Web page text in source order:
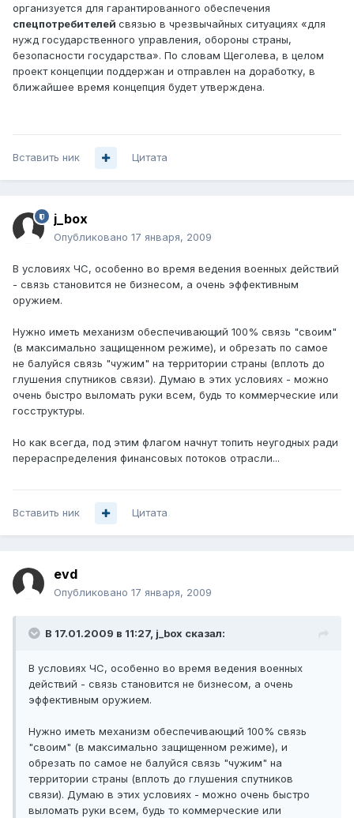
организуется для гарантированного обеспечения
спецпотребителей связью в чрезвычайных ситуациях «для
нужд государственного управления, обороны страны,
безопасности государства». По словам Щеголева, в целом
проект концепции поддержан и отправлен на доработку, в
ближайшее время концепция будет утверждена.
Вставить ник Цитата
j_box
Опубликовано 17 января, 2009
В условиях ЧС, особенно во время ведения военных действий
- связь становится не бизнесом, а очень эффективным
оружием.
Нужно иметь механизм обеспечивающий 100% связь "своим"
(в максимально защищенном режиме), и обрезать по самое
не балуйся связь "чужим" на территории страны (вплоть до
глушения спутников связи). Думаю в этих условиях - можно
очень быстро выломать руки всем, будь то коммерческие или
госструктуры.
Но как всегда, под этим флагом начнут топить неугодных ради
перераспределения финансовых потоков отрасли...
Вставить ник Цитата
evd
Опубликовано 17 января, 2009
В 17.01.2009 в 11:27, j_box сказал:
В условиях ЧС, особенно во время ведения военных
действий - связь становится не бизнесом, а очень
эффективным оружием.
Нужно иметь механизм обеспечивающий 100% связь
"своим" (в максимально защищенном режиме), и
обрезать по самое не балуйся связь "чужим" на
территории страны (вплоть до глушения спутников
связи). Думаю в этих условиях - можно очень быстро
выломать руки всем, будь то коммерческие или